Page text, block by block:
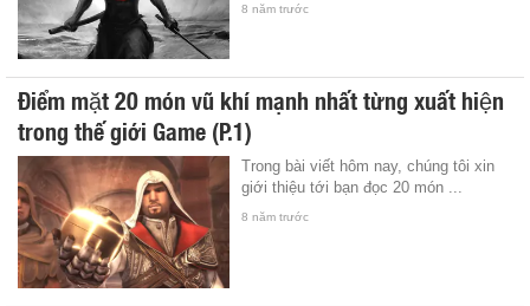
8 năm trước
Điểm mặt 20 món vũ khí mạnh nhất từng xuất hiện
trong thế giới Game (P.1)
Trong bài viết hôm nay, chúng tôi xin
giới thiệu tới bạn đọc 20 món ...
8 năm trước